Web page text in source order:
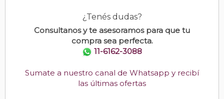
¿Tenés dudas?
Consultanos y te asesoramos para que tu
compra sea perfecta.
11-6162-3088
Sumate a nuestro canal de Whatsapp y recibí
las últimas ofertas